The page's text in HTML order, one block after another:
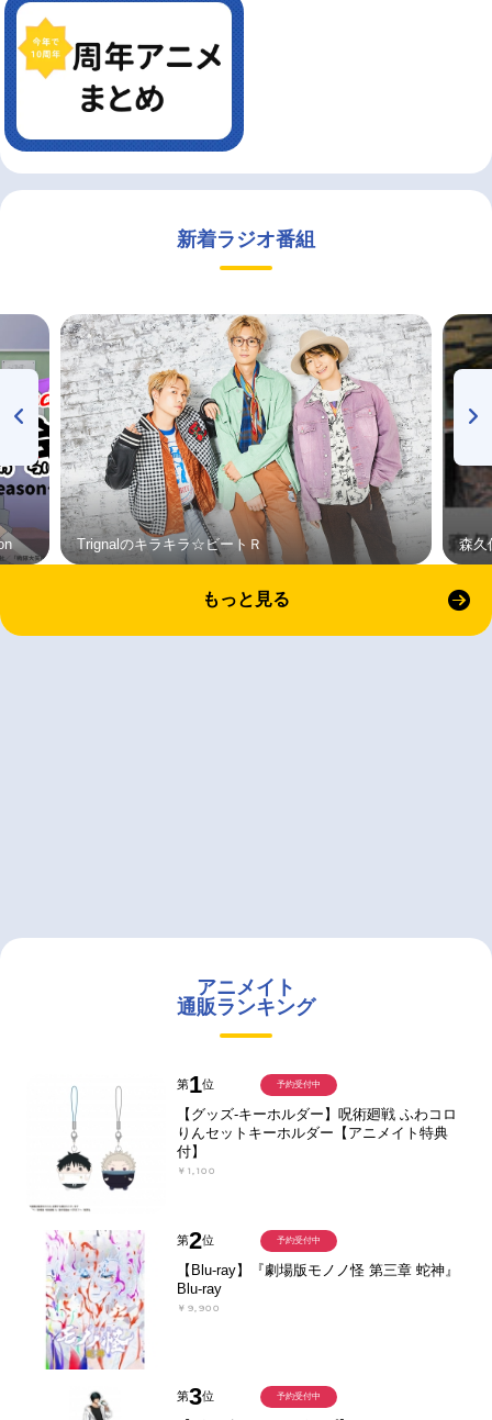
新着ラジオ番組
Trignalのキラキラ☆ビートＲ 森久
もっと見る
アニメイト
通販ランキング
第1位
【グッズ-キーホルダー】呪術廻戦 ふわコロ
りんセットキーホルダー【アニメイト特典
付】
￥1,100
予約受付中
第2位
【Blu-ray】『劇場版モノノ怪 第三章 蛇神』
Blu-ray
￥9,900
予約受付中
第3位 予約受付中